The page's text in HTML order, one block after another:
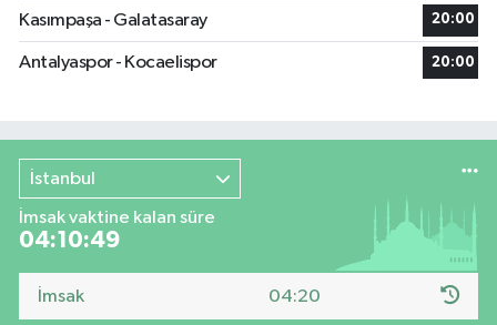
Kasımpaşa - Galatasaray 20:00
Antalyaspor - Kocaelispor 20:00
İstanbul
İmsak vaktine kalan süre
04:10:48
İmsak 04:20